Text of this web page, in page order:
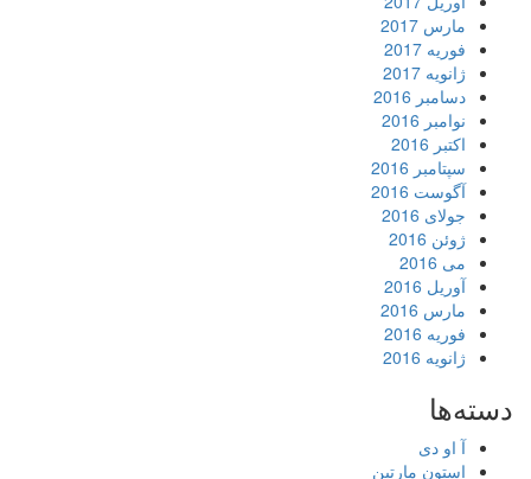
مارس 2017
فوریه 2017
ژانویه 2017
دسامبر 2016
نوامبر 2016
اکتبر 2016
سپتامبر 2016
آگوست 2016
جولای 2016
ژوئن 2016
می 2016
آوریل 2016
مارس 2016
فوریه 2016
ژانویه 2016
دسته‌ها
آ او دی
استون مارتین